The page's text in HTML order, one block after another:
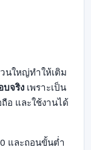
นใหญ่ทำให้เติม
จริงเพราะเป็น
อ และใช้งานได้
และถอนขั้นต่ำ